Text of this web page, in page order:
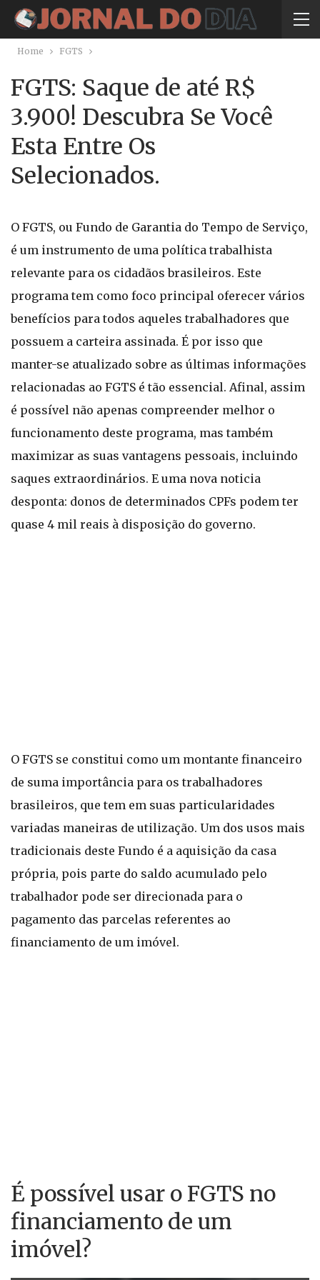
Home FGTS
FGTS: Saque de até R$
3.900! Descubra Se Você
Esta Entre Os
Selecionados.
O FGTS, ou Fundo de Garantia do Tempo de Serviço,
é um instrumento de uma política trabalhista
relevante para os cidadãos brasileiros. Este
programa tem como foco principal oferecer vários
benefícios para todos aqueles trabalhadores que
possuem a carteira assinada. É por isso que
manter-se atualizado sobre as últimas informações
relacionadas ao FGTS é tão essencial. Afinal, assim
é possível não apenas compreender melhor o
funcionamento deste programa, mas também
maximizar as suas vantagens pessoais, incluindo
saques extraordinários. E uma nova noticia
desponta: donos de determinados CPFs podem ter
quase 4 mil reais à disposição do governo.
O FGTS se constitui como um montante financeiro
de suma importância para os trabalhadores
brasileiros, que tem em suas particularidades
variadas maneiras de utilização. Um dos usos mais
tradicionais deste Fundo é a aquisição da casa
própria, pois parte do saldo acumulado pelo
trabalhador pode ser direcionada para o
pagamento das parcelas referentes ao
financiamento de um imóvel.
É possível usar o FGTS no
financiamento de um
imóvel?